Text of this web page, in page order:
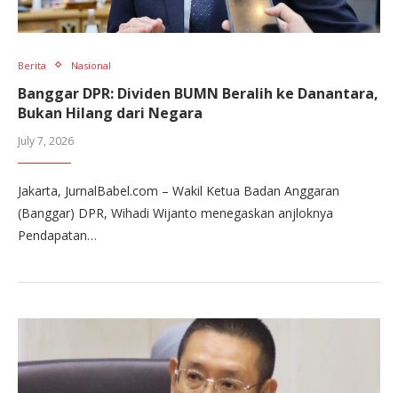
Berita Nasional
Banggar DPR: Dividen BUMN Beralih ke Danantara,
Bukan Hilang dari Negara
July 7, 2026
Jakarta, JurnalBabel.com – Wakil Ketua Badan Anggaran
(Banggar) DPR, Wihadi Wijanto menegaskan anjloknya
Pendapatan…